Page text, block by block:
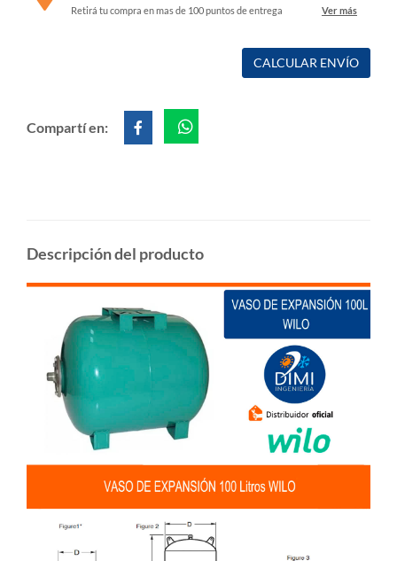
Retirá tu compra en mas de 100 puntos de entrega Ver más
CALCULAR ENVÍO
Compartí en:
Descripción del producto